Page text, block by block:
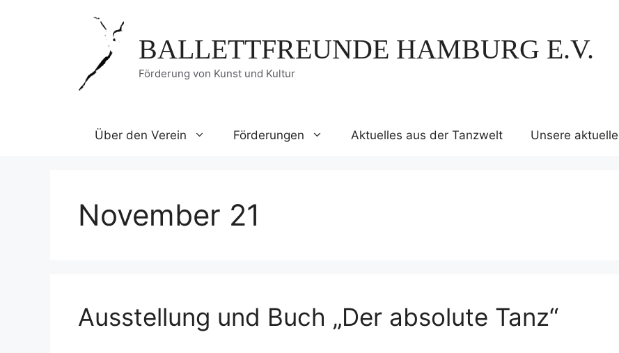
BALLETTFREUNDE HAMBURG E.V.
Förderung von Kunst und Kultur
Über den Verein Förderungen Aktuelles aus der Tanzwelt Unsere
November 21
Ausstellung und Buch „Der absolute Tanz“